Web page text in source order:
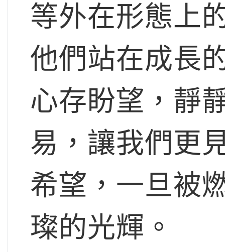
等外在形態上
他們站在成長
心存盼望，靜
易，讓我們更
希望，一旦被
璨的光輝。